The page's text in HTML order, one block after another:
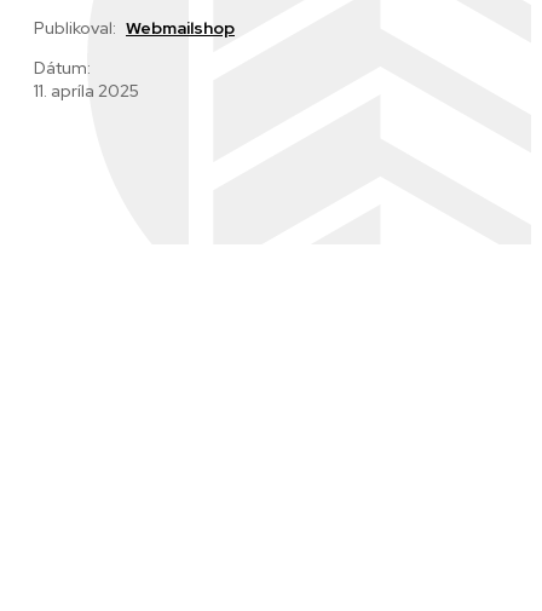
Publikoval: Webmailshop
Dátum:
11. apríla 2025